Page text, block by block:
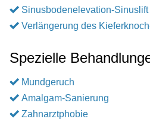
Sinusbodenelevation-Sinuslift
Verlängerung des
Spezielle
Mundgeruch
Amalgam-Sanierung
Zahnarztphobie